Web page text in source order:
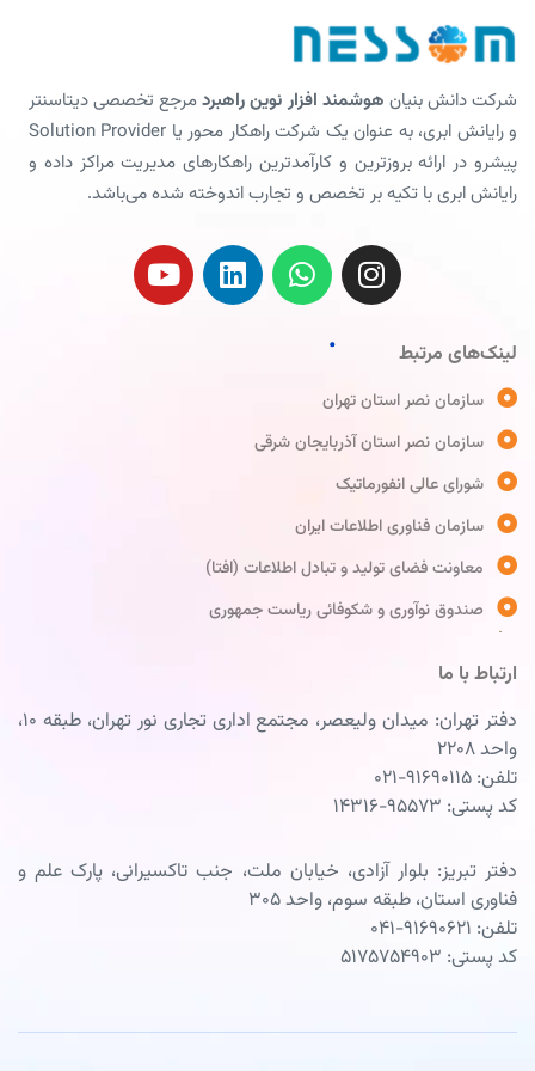
شرکت دانش بنیان هوشمند افزار نوین راهبردمرجع تخصصی دیتاسنتر
و رایانش ابری، به عنوان یک شرکت راهکار محور یا Solution Provider
پیشرو در ارائه بروزترین و کارآمدترین راهکارهای مدیریت مراکز داده و
رایانش ابری با تکیه بر تخصص و تجارب اندوخته شده می‌باشد.
لینک‌های مرتبط
سازمان نصر استان تهران
سازمان نصر استان آذربایجان شرقی
شورای عالی انفورماتیک
سازمان فناوری اطلاعات ایران
معاونت فضای تولید و تبادل اطلاعات (افتا)
صندوق نوآوری و شکوفائی ریاست جمهوری
ارتباط با ما
دفتر تهران: میدان ولیعصر، مجتمع اداری تجاری نور تهران، طبقه ۱۰،
واحد ۲۲۰۸
تلفن: ۹۱۶۹۰۱۱۵-۰۲۱
کد پستی: ۹۵۵۷۳-۱۴۳۱۶
دفتر تبریز: بلوار آزادی، خیابان ملت، جنب تاکسیرانی، پارک علم و
فناوری استان، طبقه سوم، واحد ۳۰۵
تلفن: ۹۱۶۹۰۶۲۱-۰۴۱
کد پستی: ۵۱۷۵۷۵۴۹۰۳